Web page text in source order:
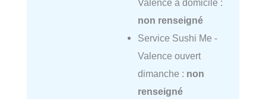
Valence à domicile :
non renseigné
Service Sushi Me -
Valence ouvert
dimanche : non
renseigné